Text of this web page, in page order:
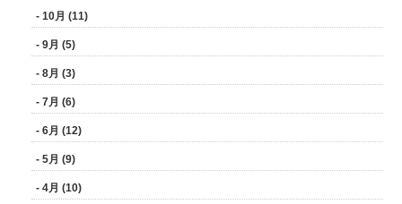
- 10月 (11)
- 9月 (5)
- 8月 (3)
- 7月 (6)
- 6月 (12)
- 5月 (9)
- 4月 (10)